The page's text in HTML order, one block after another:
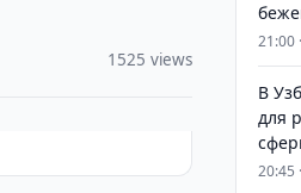
1525 views
21:00
В
для
20:45